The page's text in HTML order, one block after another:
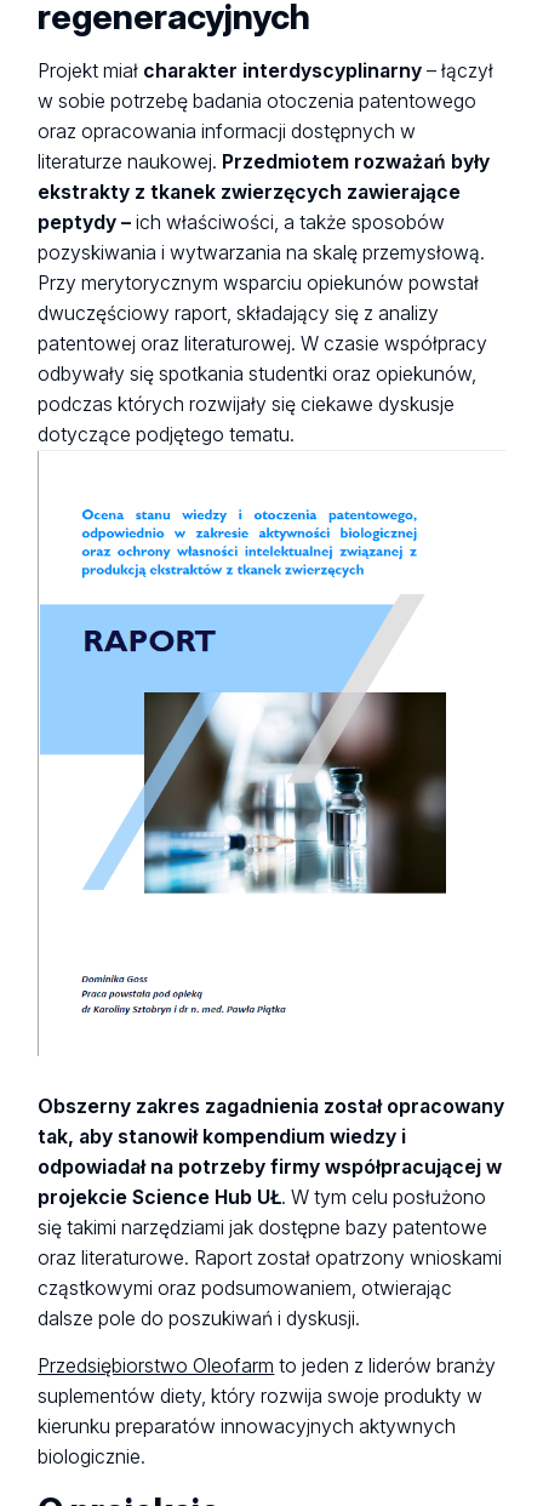
regeneracyjnych
Projekt miał charakter interdyscyplinarny– łączył
w sobie potrzebę badania otoczenia patentowego
oraz opracowania informacji dostępnych w
literaturze naukowej. Przedmiotem rozważań były
ekstrakty z tkanek zwierzęcych zawierające
peptydy – ich właściwości, a także sposobów
pozyskiwania i wytwarzania na skalę przemysłową.
Przy merytorycznym wsparciu opiekunów powstał
dwuczęściowy raport, składający się z analizy
patentowej oraz literaturowej. W czasie współpracy
odbywały się spotkania studentki oraz opiekunów,
podczas których rozwijały się ciekawe dyskusje
dotyczące podjętego tematu.
Obszerny zakres zagadnienia został opracowany
tak, aby stanowił kompendium wiedzy i
odpowiadał na potrzeby firmy współpracującej w
projekcie Science Hub UŁ. W tym celu posłużono
się takimi narzędziami jak dostępne bazy patentowe
oraz literaturowe. Raport został opatrzony wnioskami
cząstkowymi oraz podsumowaniem, otwierając
dalsze pole do poszukiwań i dyskusji.
Przedsiębiorstwo Oleofarm to jeden z liderów branży
suplementów diety, który rozwija swoje produkty w
kierunku preparatów innowacyjnych aktywnych
biologicznie.